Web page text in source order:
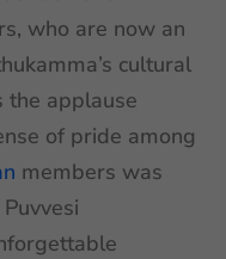
who are now an
cultural
the applause
of pride among
members was